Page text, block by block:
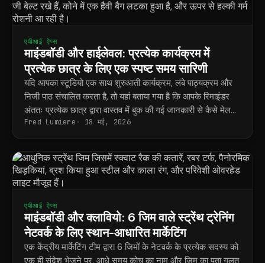
एपीआई ऐप्स
माइंडबॉडी और हाईलेवल: प्रत्येक कार्यक्रम में
प्रत्येक छात्र के लिए एक स्पष्ट समय सारिणी
यदि आपका स्टूडियो एक साथ शुरुआती कार्यक्रम, लंबे पाठ्यक्रम और
निजी पाठ संचालित करता है, तो यहां बताया गया है कि आपके रिमाइंडर
अंततः प्रत्येक छात्र द्वारा वास्तव में बुक की गई जानकारी से कैसे मेल
खाते हैं।
Fred Lumiere 18 मई, 2026
एपीआई ऐप्स
माइंडबॉडी और क्लावियो: 6 जिम वाले स्ट्रेंथ ट्रेनिंग
नेटवर्क के लिए स्थान-आधारित मार्केटिंग
एक केंद्रीय मार्केटिंग टीम द्वारा 6 जिमों के नेटवर्क के प्रत्येक सदस्य को
एक ही संदेश भेजने पर, आधे समय कोच का नाम और जिम का पता गलत